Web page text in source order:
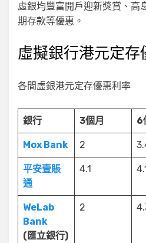
虛銀均豐富開戶迎新獎賞、高
期存款等優惠。
虛擬銀行港元定存
各間虛銀港元定存優惠利率
銀行 3個月 6
Mox Bank 2
平安壹賬
通
4.1
WeLab
Bank
(匯立銀行)
2